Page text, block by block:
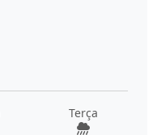
Terça